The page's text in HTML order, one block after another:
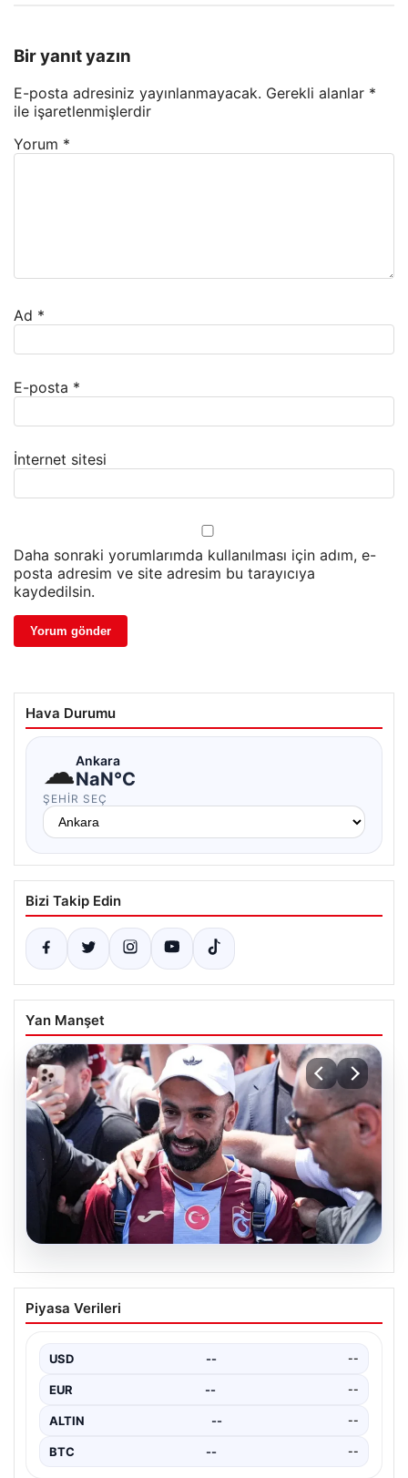
Bir yanıt yazın
E-posta adresiniz yayınlanmayacak. Gerekli alanlar *
ile işaretlenmişlerdir
Yorum *
Ad *
E-posta *
İnternet sitesi
Daha sonraki yorumlarımda kullanılması için adım, e-
posta adresim ve site adresim bu tarayıcıya
kaydedilsin.
Hava Durumu
☁Ankara
NaN°C
ŞEHIR SEÇ
Bizi Takip Edin
Yan Manşet
Trabzon’a Hoşgeldin Mohamed Salah:
Binlerce Taraftardan Büyük Karşılama
yeni transferi Mohamed Salah’ı resmi olarak ağırlamaya
başladı.…
Piyasa Verileri
USD -- --
EUR -- --
ALTIN -- --
BTC -- --